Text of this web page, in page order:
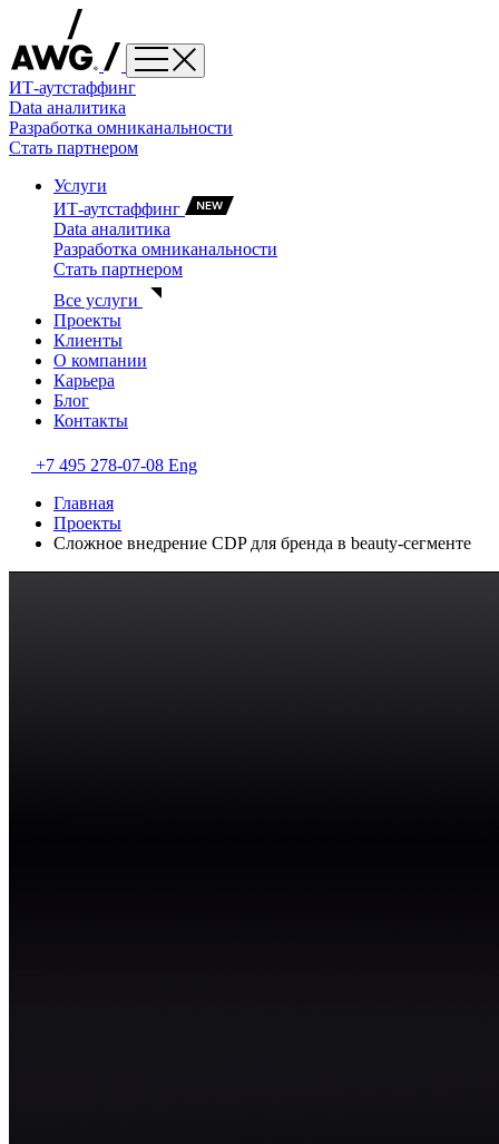
ИТ-аутстаффинг
Data аналитика
Разработка омниканальности
Стать партнером
Услуги
ИТ-аутстаффинг
Data аналитика
Разработка омниканальности
Стать партнером
Все услуги
Проекты
Клиенты
О компании
Карьера
Блог
Контакты
+7 495 278-07-08 Eng
Главная
Проекты
Сложное внедрение CDP для бренда в beauty-сегменте